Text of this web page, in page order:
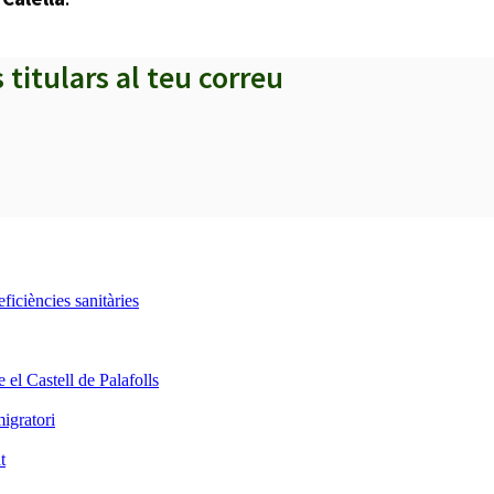
titulars al teu correu
sanitàries
el Castell de Palafolls